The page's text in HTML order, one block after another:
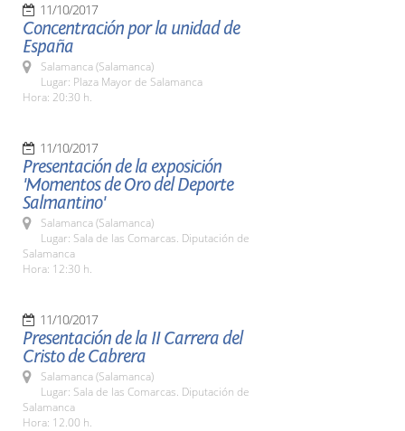
11/10/2017
Concentración por la unidad de
España
Salamanca (Salamanca)
Lugar: Plaza Mayor de Salamanca
Hora: 20:30 h.
11/10/2017
Presentación de la exposición
'Momentos de Oro del Deporte
Salmantino'
Salamanca (Salamanca)
Lugar: Sala de las Comarcas. Diputación de
Salamanca
Hora: 12:30 h.
11/10/2017
Presentación de la II Carrera del
Cristo de Cabrera
Salamanca (Salamanca)
Lugar: Sala de las Comarcas. Diputación de
Salamanca
Hora: 12.00 h.